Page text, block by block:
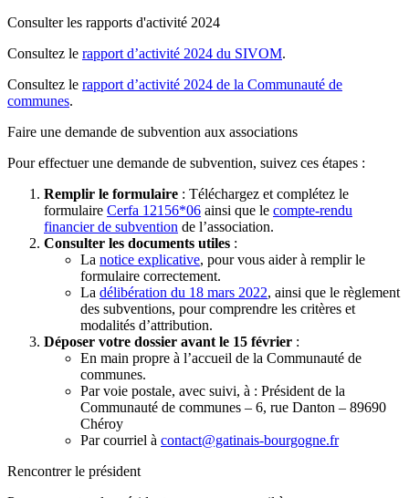
Consulter les rapports d'activité 2024
Consultez le rapport d’activité 2024 du SIVOM.
Consultez le rapport d’activité 2024 de la Communauté de
communes.
Faire une demande de subvention aux associations
Pour effectuer une demande de subvention, suivez ces étapes :
Remplir le formulaire : Téléchargez et complétez le
formulaire Cerfa 12156*06 ainsi que le compte-rendu
financier de subvention de l’association.
Consulter les documents utiles :
La notice explicative, pour vous aider à remplir le
formulaire correctement.
La délibération du 18 mars 2022, ainsi que le règlement
des subventions, pour comprendre les critères et
modalités d’attribution.
Déposer votre dossier avant le 15 février :
En main propre à l’accueil de la Communauté de
communes.
Par voie postale, avec suivi, à : Président de la
Communauté de communes – 6, rue Danton – 89690
Chéroy
Par courriel à contact@gatinais-bourgogne.fr
Rencontrer le président